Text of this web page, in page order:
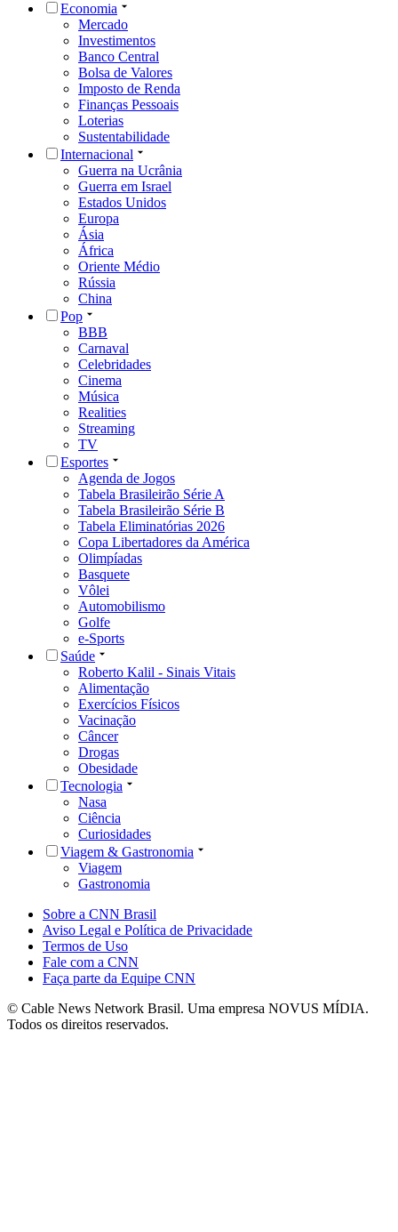
Economia
Mercado
Investimentos
Banco Central
Bolsa de Valores
Imposto de Renda
Finanças Pessoais
Loterias
Sustentabilidade
Internacional
Guerra na Ucrânia
Guerra em Israel
Estados Unidos
Europa
Ásia
África
Oriente Médio
Rússia
China
Pop
BBB
Carnaval
Celebridades
Cinema
Música
Realities
Streaming
TV
Esportes
Agenda de Jogos
Tabela Brasileirão Série A
Tabela Brasileirão Série B
Tabela Eliminatórias 2026
Copa Libertadores da América
Olimpíadas
Basquete
Vôlei
Automobilismo
Golfe
e-Sports
Saúde
Roberto Kalil - Sinais Vitais
Alimentação
Exercícios Físicos
Vacinação
Câncer
Drogas
Obesidade
Tecnologia
Nasa
Ciência
Curiosidades
Viagem & Gastronomia
Viagem
Gastronomia
Sobre a CNN Brasil
Aviso Legal e Política de Privacidade
Termos de Uso
Fale com a CNN
Faça parte da Equipe CNN
© Cable News Network Brasil. Uma empresa NOVUS MÍDIA.
Todos os direitos reservados.